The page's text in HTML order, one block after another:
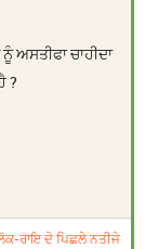
ਅਸਤੀਫਾ ਚਾਹੀਦਾ
?
ਰਾਇ ਦੇ ਪਿਛਲੇ ਨਤੀਜੇ